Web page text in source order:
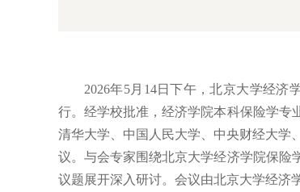
2026年5月14日下午，北京大学经济
行。经学校批准，经济学院本科保险学专
清华大学、中国人民大学、中央财经大学
议。与会专家围绕北京大学经济学院保险
议题展开深入研讨。会议由北京大学经济